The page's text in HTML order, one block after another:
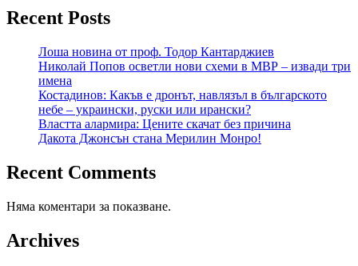
Recent Posts
Лоша новина от проф. Тодор Кантарджиев
Николай Попов осветли нови схеми в МВР – извади три
имена
Костадинов: Какъв е дронът, навлязъл в българското
небе – украински, руски или ирански?
Властта алармира: Цените скачат без причина
Дакота Джонсън стана Мерилин Монро!
Recent Comments
Няма коментари за показване.
Archives